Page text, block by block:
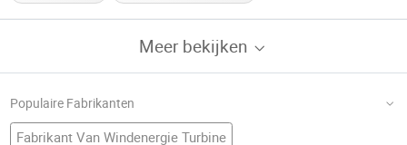
Meer bekijken
Populaire Fabrikanten
Fabrikant Van Windenergie Turbine